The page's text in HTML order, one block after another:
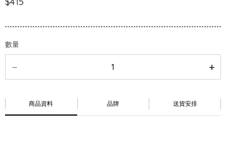
數量
商品資料 品牌 送貨安排